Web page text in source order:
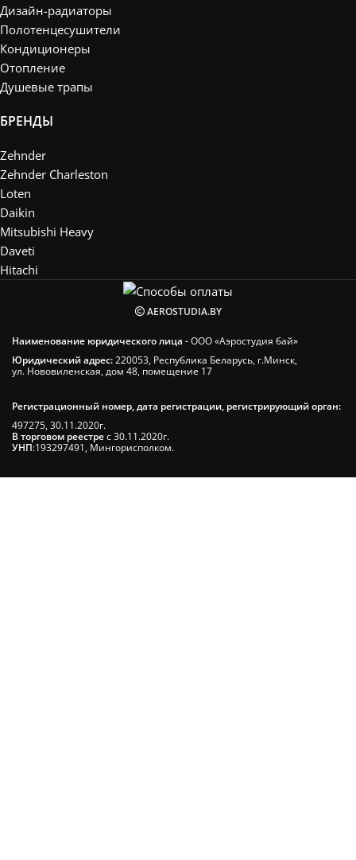
Дизайн-радиаторы
Полотенцесушители
Кондиционеры
Отопление
Душевые трапы
БРЕНДЫ
Zehnder
Zehnder Charleston
Loten
Daikin
Mitsubishi Heavy
Daveti
Hitachi
AEROSTUDIA.BY
Наименование юридического лица -ООО «Аэростудия бай»
Юридический адрес:220053, Республика Беларусь, г.Минск,
ул. Нововиленская, дом 48, помещение 17
Регистрационный номер, дата регистрации, регистрирующий орган:
497275, 30.11.2020г.
В торговом реестрес 30.11.2020г.
УНП:193297491, Мингорисполком.